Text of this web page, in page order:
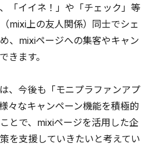
「イイネ！」や「チェック」等
mixi上の友人関係）同士でシェ
、mixiページへの集客やキャン
きます。
、今後も「モニプラファンアプ
々なキャンペーン機能を積極的
とで、mixiページを活用した企
を支援していきたいと考えてい